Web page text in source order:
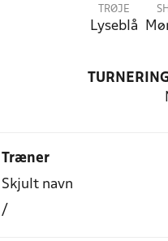
TRØJE
Lyseblå
Træner
Skjult navn
/